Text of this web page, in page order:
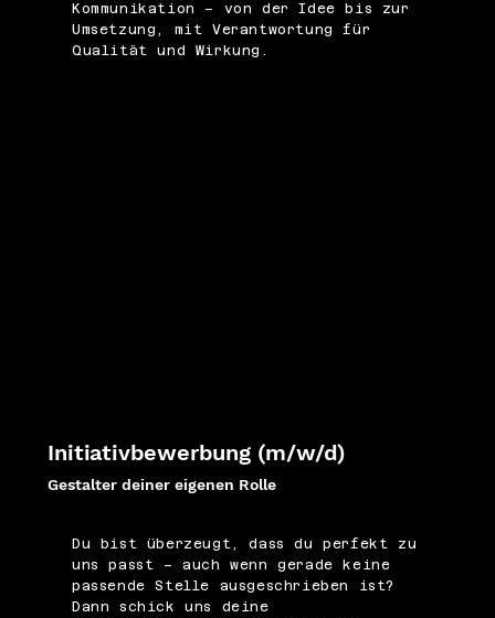
Kommunikation – von der Idee bis zur
Umsetzung, mit Verantwortung für
Qualität und Wirkung.
Initiativbewerbung (m/w/d)
Gestalter deiner eigenen Rolle
Du bist überzeugt, dass du perfekt zu
uns passt – auch wenn gerade keine
passende Stelle ausgeschrieben ist?
Dann schick uns deine